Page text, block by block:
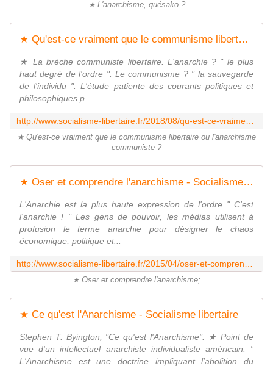
★ L'anarchisme, quésako ?
★ Qu'est-ce vraiment que le communisme libertaire ou l'anarchisme communiste ? - Socialisme libertaire
★ La brèche communiste libertaire. L'anarchie ? " le plus
haut degré de l'ordre ". Le communisme ? " la sauvegarde
de l'individu ". L'étude patiente des courants politiques et
philosophiques p...
★ Qu'est-ce vraiment que le communisme libertaire ou l'anarchisme
communiste ?
★ Oser et comprendre l'anarchisme - Socialisme libertaire
L'Anarchie est la plus haute expression de l'ordre " C'est
l'anarchie ! " Les gens de pouvoir, les médias utilisent à
profusion le terme anarchie pour désigner le chaos
économique, politique et...
★ Oser et comprendre l'anarchisme;
★ Ce qu'est l'Anarchisme - Socialisme libertaire
Stephen T. Byington, "Ce qu'est l'Anarchisme". ★ Point de
vue d'un intellectuel anarchiste individualiste américain. "
L'Anarchisme est une doctrine impliquant l'abolition du